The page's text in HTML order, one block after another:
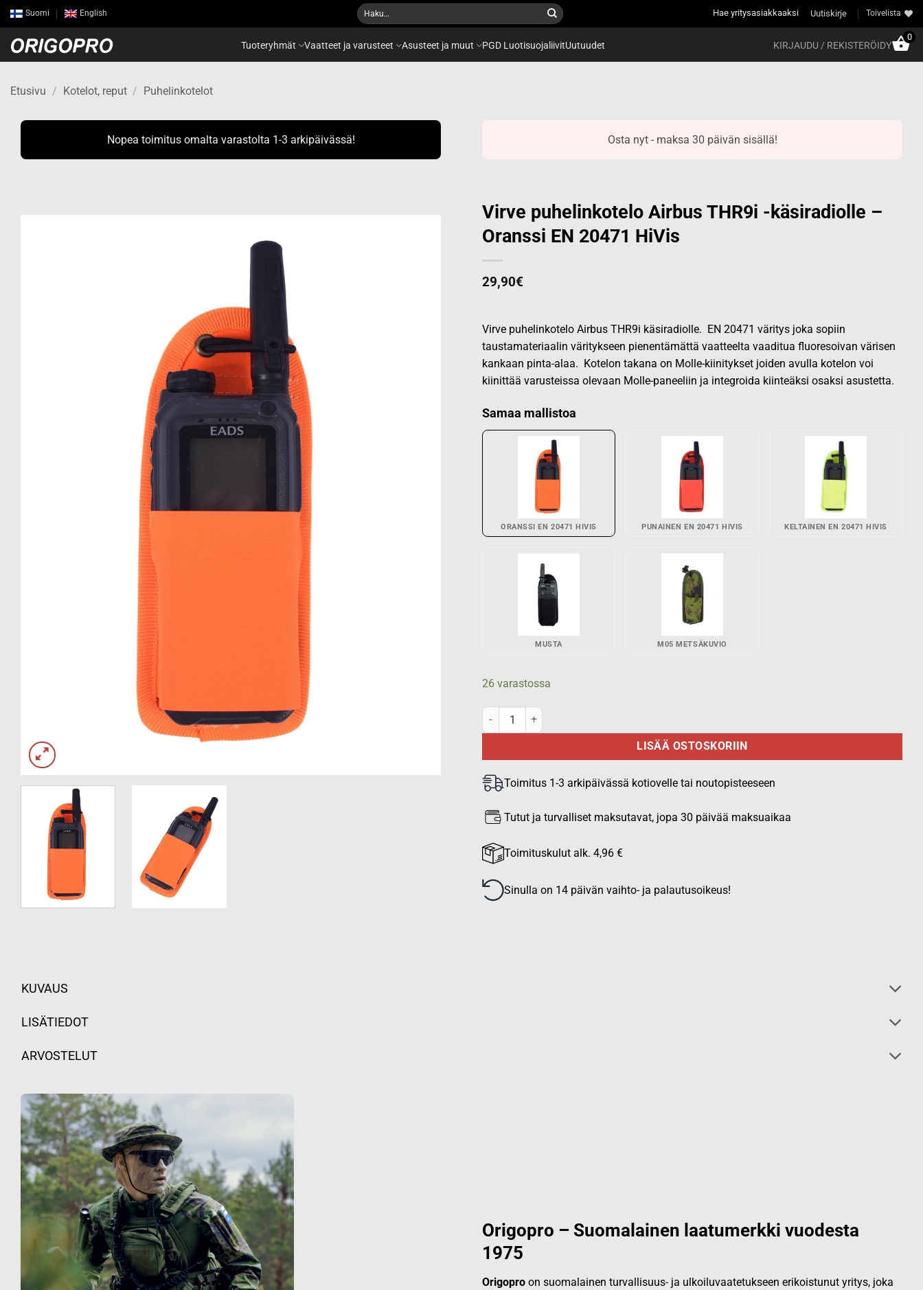
Skip
to
content
Suomi English Etsi: Hae yritysasiakkaaksi Uutiskirje Toivelista
Tuoteryhmät Vaatteet ja varusteet Asusteet ja muut PGD LuotisuojaliivitUutuudet KIRJAUDU / REKISTERÖIDY
0
Etusivu / Kotelot, reput / Puhelinkotelot
Nopea toimitus omalta varastolta 1-3 arkipäivässä! Osta nyt - maksa 30 päivän sisällä!
Virve puhelinkotelo Airbus THR9i -käsiradiolle –
Oranssi EN 20471 HiVis
29,90€
Virve puhelinkotelo Airbus THR9i käsiradiolle. EN 20471 väritys joka sopiin
taustamateriaalin väritykseen pienentämättä vaatteelta vaaditua fluoresoivan värisen
kankaan pinta-alaa. Kotelon takana on Molle-kiinitykset joiden avulla kotelon voi
kiinittää varusteissa olevaan Molle-paneeliin ja integroida kiinteäksi osaksi asustetta.
Samaa mallistoa
ORANSSI EN 20471 HIVIS PUNAINEN EN 20471 HIVIS KELTAINEN EN 20471 HIVIS
MUSTA M05 METSÄKUVIO
26 varastossa
Virve puhelinkotelo Airbus THR9i -käsiradiolle - Oranssi EN 20471 HiVis määrä
LISÄÄ OSTOSKORIIN
Toimitus 1-3 arkipäivässä kotiovelle tai noutopisteeseen
Tutut ja turvalliset maksutavat, jopa 30 päivää maksuaikaa
Toimituskulut alk. 4,96 €
Sinulla on 14 päivän vaihto- ja palautusoikeus!
KUVAUS
LISÄTIEDOT
ARVOSTELUT
Origopro – Suomalainen laatumerkki vuodesta
1975
Origopro on suomalainen turvallisuus- ja ulkoiluvaatetukseen erikoistunut yritys, joka